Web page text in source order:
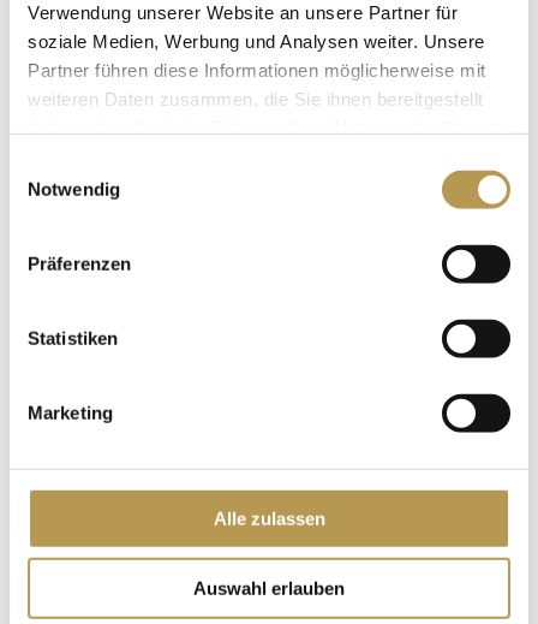
Verwendung unserer Website an unsere Partner für
soziale Medien, Werbung und Analysen weiter. Unsere
Partner führen diese Informationen möglicherweise mit
weiteren Daten zusammen, die Sie ihnen bereitgestellt
Notwendig
Präferenzen
Statistiken
Marketing
Alle zulassen
Auswahl erlauben
7 Übernachtungen „all inclusive“*
Angebote nicht kombinierbar
Anreise täglich
Übernachtungen:
Preis (vom 01. Januar bis 31. März und 16. Oktober bis 20.
Dezember 2026) :
770 Euro im Einzelzimmer / 1.428
Suite
Preis (vom 01. April bis 15. Oktober 2026) :
833 Euro im
Einzelzimmer / 1.554 Euro im Doppelzimmer / 1.722
Euro in der Junior Suite
Reisezeitraum: gültig vom 01. Januar bis 20. Dezember
2026